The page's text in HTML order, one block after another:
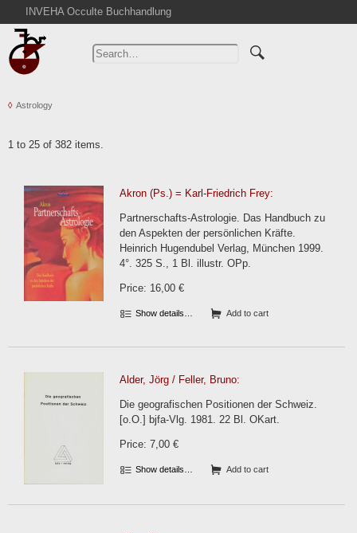
INVEHA Occulte Buchhandlung
Home
Advanced Search
Cart
Contact
Terms
Withdrawal
Privacy Policy
Imprint
Astrology
1 to 25 of 382 items.
Akron (Ps.) = Karl-Friedrich Frey:
Partnerschafts-Astrologie. Das Handbuch zu
den Aspekten der persönlichen Kräfte.
Heinrich Hugendubel Verlag, München 1999.
4°. 325 S., 1 Bl. illustr. OPp.
Price: 16,00 €
Show details… Add to cart
Alder, Jörg / Feller, Bruno:
Die geografischen Positionen der Schweiz.
[o.O.] bjfa-Vlg. 1981. 22 Bl. OKart.
Price: 7,00 €
Show details… Add to cart